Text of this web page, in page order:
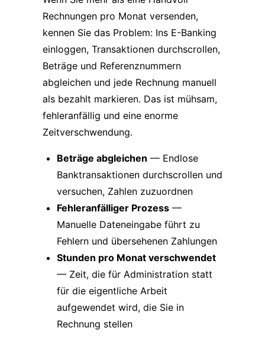
Rechnungen pro Monat versenden,
kennen Sie das Problem: Ins E-Banking
einloggen, Transaktionen durchscrollen,
Beträge und Referenznummern
abgleichen und jede Rechnung manuell
als bezahlt markieren. Das ist mühsam,
fehleranfällig und eine enorme
Zeitverschwendung.
Beträge abgleichen — Endlose
Banktransaktionen durchscrollen und
versuchen, Zahlen zuzuordnen
Fehleranfälliger Prozess —
Manuelle Dateneingabe führt zu
Fehlern und übersehenen Zahlungen
Stunden pro Monat verschwendet
— Zeit, die für Administration statt
für die eigentliche Arbeit
aufgewendet wird, die Sie in
Rechnung stellen